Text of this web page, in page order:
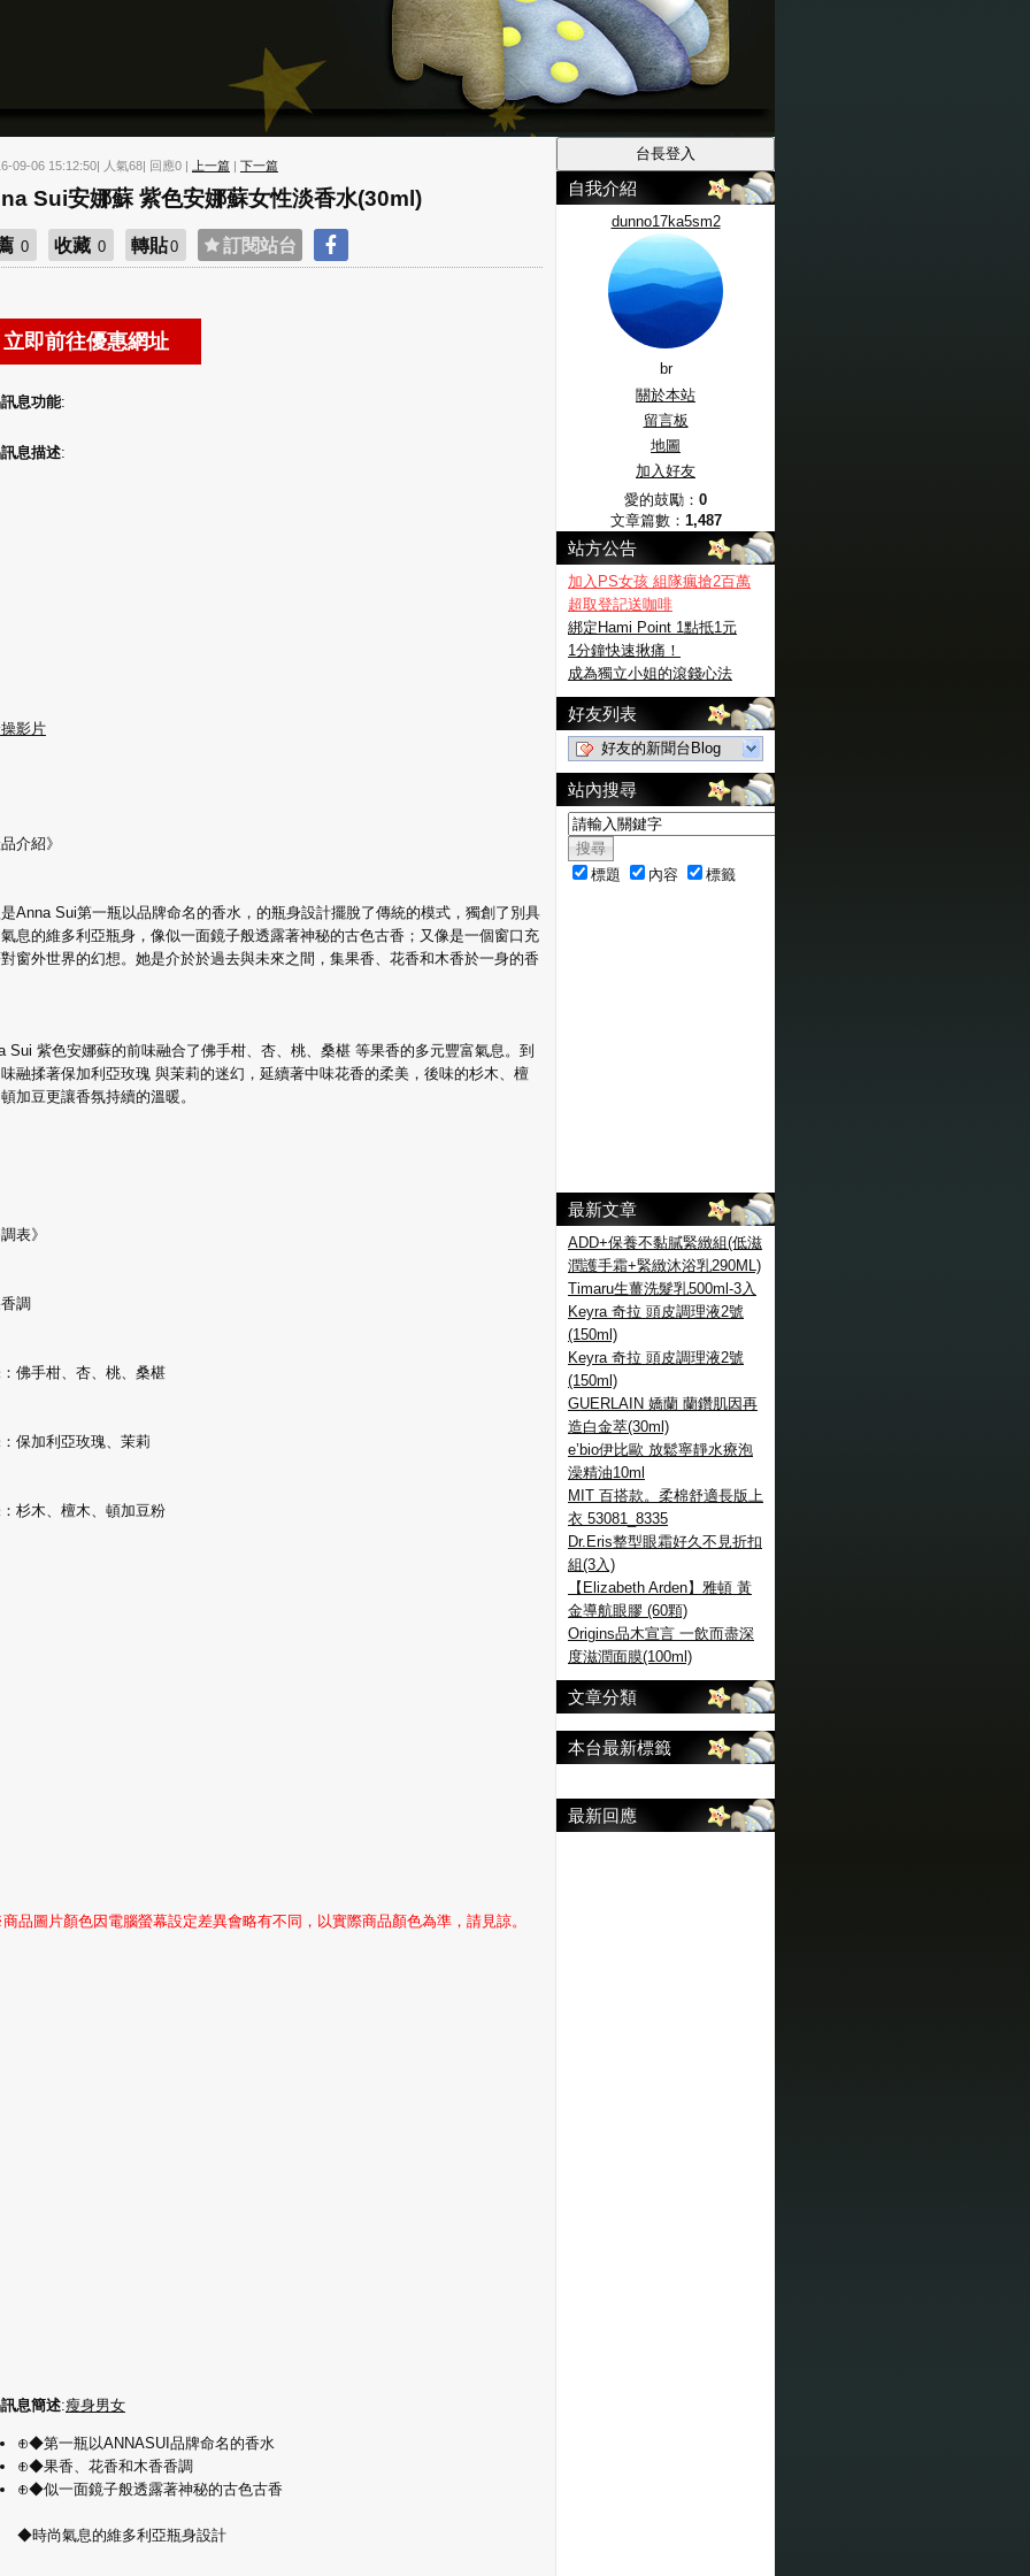
09-06 15:12:50| 人氣68| 回應0 | 上一篇 | 下一篇
Sui安娜蘇 紫色安娜蘇女性淡香水(30ml)
0 收藏 0 轉貼0 訂閱站台
息功能:
息描述:
影片
介紹》
Anna Sui第一瓶以品牌命名的香水，的瓶身設計擺脫了傳統的模式，獨創了別具
息的維多利亞瓶身，像似一面鏡子般透露著神秘的古色古香；又像是一個窗口充
窗外世界的幻想。她是介於於過去與未來之間，集果香、花香和木香於一身的香
Sui 紫色安娜蘇的前味融合了佛手柑、杏、桃、桑椹 等果香的多元豐富氣息。到
融揉著保加利亞玫瑰 與茉莉的迷幻，延續著中味花香的柔美，後味的杉木、檀
加豆更讓香氛持續的溫暖。
表》
調
佛手柑、杏、桃、桑椹
保加利亞玫瑰、茉莉
杉木、檀木、頓加豆粉
品圖片顏色因電腦螢幕設定差異會略有不同，以實際商品顏色為準，請見諒。
息簡述:瘦身男女
⊕◆第一瓶以ANNASUI品牌命名的香水
⊕◆果香、花香和木香香調
⊕◆似一面鏡子般透露著神秘的古色古香
◆時尚氣息的維多利亞瓶身設計
自我介紹
dunno17ka5sm2
br
關於本站
留言板
地圖
加入好友
愛的鼓勵： 0
文章篇數： 1,487
站方公告
加入PS女孩 組隊瘋搶2百萬
超取登記送咖啡
綁定Hami Point 1點抵1元
1分鐘快速揪痛！
成為獨立小姐的滾錢心法
好友列表
好友的新聞台Blog
站內搜尋
標題 內容 標籤
最新文章
ADD+保養不黏膩緊緻組(低滋
潤護手霜+緊緻沐浴乳290ML)
Timaru生薑洗髮乳500ml-3入
Keyra 奇拉 頭皮調理液2號
(150ml)
Keyra 奇拉 頭皮調理液2號
(150ml)
GUERLAIN 嬌蘭 蘭鑽肌因再
造白金萃(30ml)
e’bio伊比歐 放鬆寧靜水療泡
澡精油10ml
MIT 百搭款。柔棉舒適長版上
衣 53081_8335
Dr.Eris整型眼霜好久不見折扣
組(3入)
【Elizabeth Arden】雅頓 黃
金導航眼膠 (60顆)
Origins品木宣言 一飲而盡深
度滋潤面膜(100ml)
文章分類
本台最新標籤
最新回應